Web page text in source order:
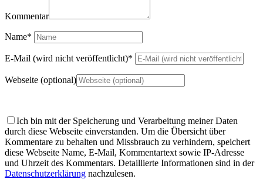
Kommentar
Name*
E-Mail (wird nicht veröffentlicht)*
Webseite (optional)
Ich bin mit der Speicherung und Verarbeitung meiner Daten
durch diese Webseite einverstanden. Um die Übersicht über
Kommentare zu behalten und Missbrauch zu verhindern, speichert
diese Webseite Name, E-Mail, Kommentartext sowie IP-Adresse
und Uhrzeit des Kommentars. Detaillierte Informationen sind in der
Datenschutzerklärung nachzulesen.